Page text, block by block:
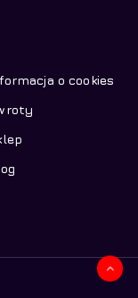
0,00zł
o cookies